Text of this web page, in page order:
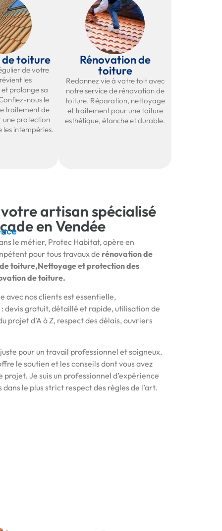
toiture
de votre
les
prolonge sa
nous le
traitement de
protection
intempéries.
Rénovation de
toiture
Redonnez vie à votre toit avec
notre service de rénovation de
toiture. Réparation, nettoyage
et traitement pour une toiture
esthétique, étanche et durable.
artisan spécialisé
en Vendée
le métier, Protec Habitat, opère en
pour tous travaux de rénovation de
toiture,Nettoyage et protection des
de toiture.
avec nos clients est essentielle,
devis gratuit, détaillé et rapide, utilisation de
projet d’A à Z, respect des délais, ouvriers
pour un travail professionnel et soigneux.
le soutien et les conseils dont vous avez
Je suis un professionnel d’expérience
le plus strict respect des règles de l’art.